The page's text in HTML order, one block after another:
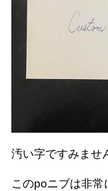
汚い字ですみませ
このpoニブは非常